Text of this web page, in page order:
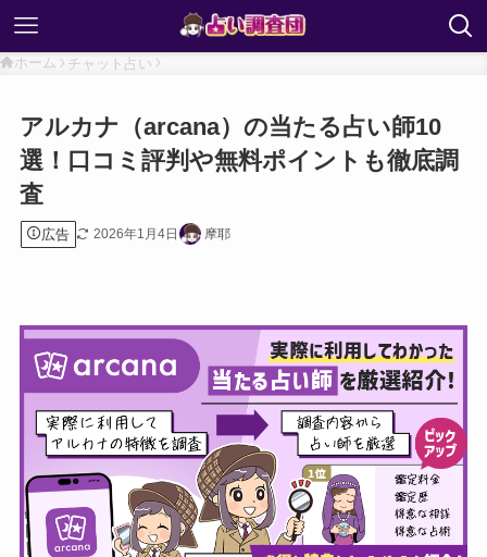
ホーム チャット占い
アルカナ（arcana）の当たる占い師10
選！口コミ評判や無料ポイントも徹底調
査
広告 2026年1月4日 摩耶